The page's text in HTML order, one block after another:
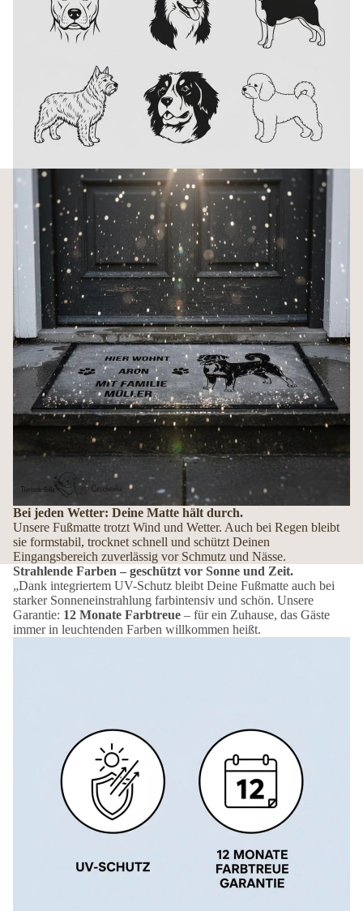
Bei jeden Wetter: Deine Matte hält durch.
Unsere Fußmatte trotzt Wind und Wetter. Auch bei Regen bleibt
sie formstabil, trocknet schnell und schützt Deinen
Eingangsbereich zuverlässig vor Schmutz und Nässe.
Strahlende Farben – geschützt vor Sonne und Zeit.
„Dank integriertem UV-Schutz bleibt Deine Fußmatte auch bei
starker Sonneneinstrahlung farbintensiv und schön. Unsere
Garantie: 12 Monate Farbtreue – für ein Zuhause, das Gäste
immer in leuchtenden Farben willkommen heißt.